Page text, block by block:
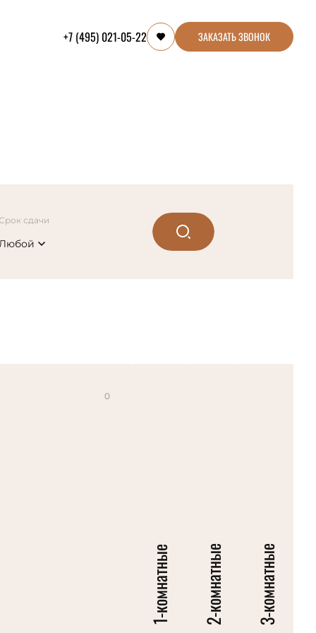
+7 (495) 021-05-22 ЗАКАЗАТЬ ЗВОНОК
Срок сдачи
0
1-комнатные 2-комнатные 3-комнатные